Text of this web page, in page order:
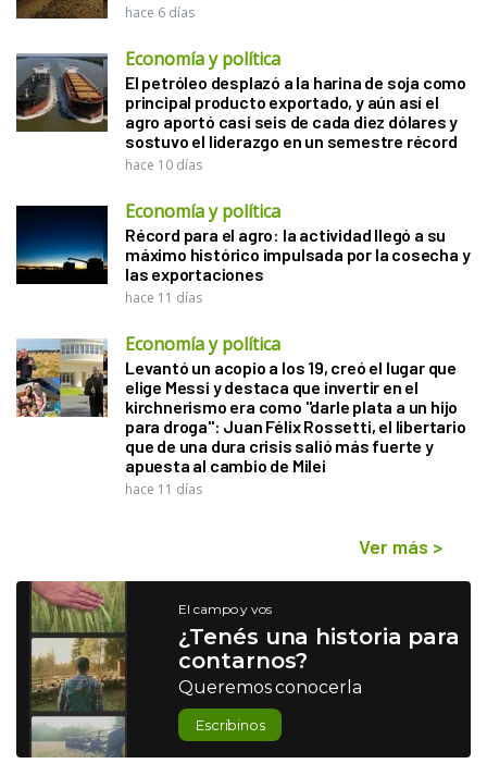
hace 6 días
Economía y política
El petróleo desplazó a la harina de soja como
principal producto exportado, y aún así el
agro aportó casi seis de cada diez dólares y
sostuvo el liderazgo en un semestre récord
hace 10 días
Economía y política
Récord para el agro: la actividad llegó a su
máximo histórico impulsada por la cosecha y
las exportaciones
hace 11 días
Economía y política
Levantó un acopio a los 19, creó el lugar que
elige Messi y destaca que invertir en el
kirchnerismo era como "darle plata a un hijo
para droga": Juan Félix Rossetti, el libertario
que de una dura crisis salió más fuerte y
apuesta al cambio de Milei
hace 11 días
Ver más >
El campo y vos
¿Tenés una historia para
contarnos?
Queremos conocerla
Escribinos